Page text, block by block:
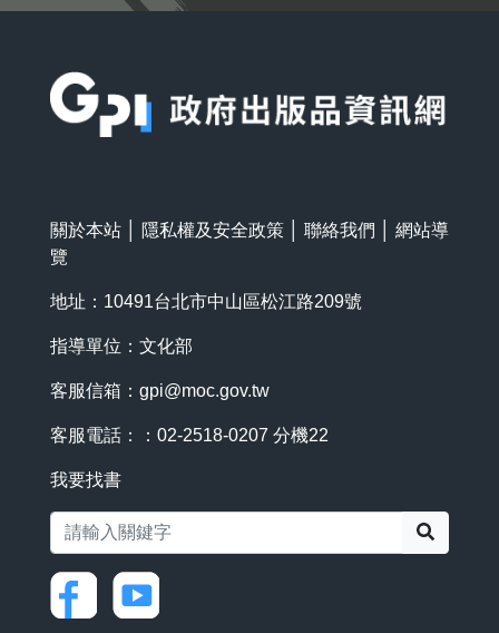
關於本站 隱私權及安全政策 聯絡我們
網站導
覽
地址：10491台北市中山區松江路209號
指導單位：文化部
客服信箱： gpi@moc.gov.tw
客服電話：：02-2518-0207 分機22
我要找書